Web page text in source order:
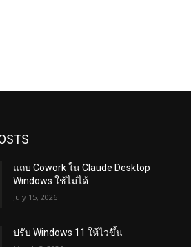
แถบ Cowork ใน Claude Desktop
Windows ใช้ไม่ได้
July 15, 2026
ปรับ Windows 11 ให้ไวขึ้น